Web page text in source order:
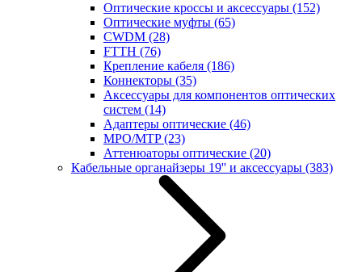
Оптические кроссы и аксессуары (152)
Оптические муфты (65)
CWDM (28)
FTTH (76)
Крепление кабеля (186)
Коннекторы (35)
Аксессуары для компонентов оптических
систем (14)
Адаптеры оптические (46)
MPO/MTP(23)
Аттенюаторы оптические (20)
Кабельные органайзеры 19'' и аксессуары (383)